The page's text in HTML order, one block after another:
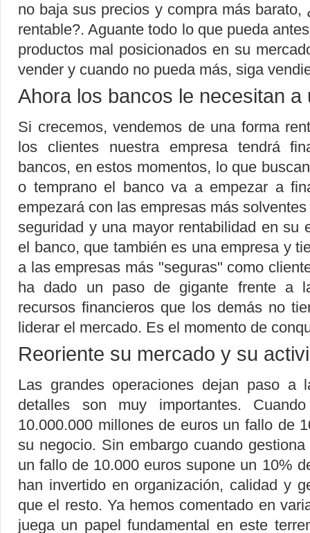
no baja sus precios y compra más
rentable?. Aguante todo lo que pueda
productos mal posicionados en su
vender y cuando no pueda más, siga
Ahora los bancos le necesitan a
Si crecemos, vendemos de una forma
los clientes nuestra empresa tendrá
bancos, en estos momentos, lo que
o temprano el banco va a empezar a
empezará con las empresas más
seguridad y una mayor rentabilidad en su
el banco, que también es una empresa y
a las empresas más "seguras" como
ha dado un paso de gigante frente a
recursos financieros que los demás no
liderar el mercado. Es el momento de
Reoriente su mercado y su
Las grandes operaciones dejan paso a
detalles son muy importantes.
10.000.000 millones de euros un fallo de
su negocio. Sin embargo cuando
un fallo de 10.000 euros supone un 10%
han invertido en organización, calidad y
que el resto. Ya hemos comentado en
juega un papel fundamental en este